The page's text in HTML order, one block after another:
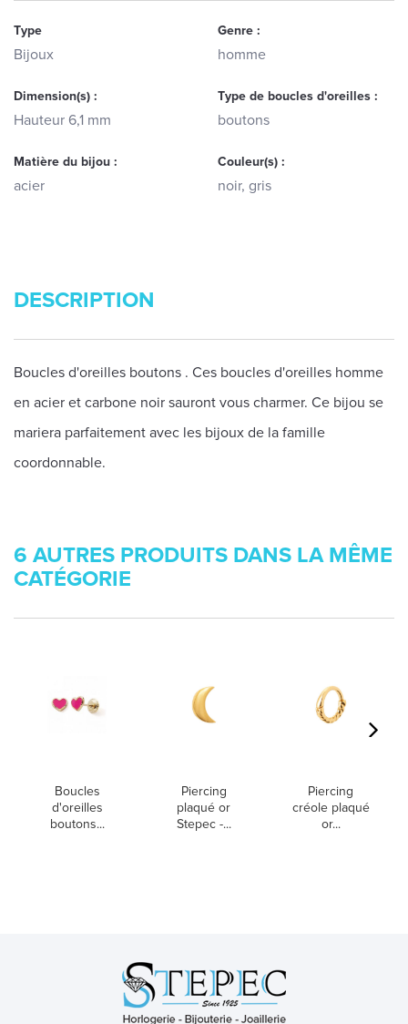
Type
Bijoux
Genre :
homme
Dimension(s) :
Hauteur 6,1 mm
Type de boucles d'oreilles :
boutons
Matière du bijou :
acier
Couleur(s) :
noir, gris
DESCRIPTION
Boucles d'oreilles boutons . Ces boucles d'oreilles homme
en acier et carbone noir sauront vous charmer. Ce bijou se
mariera parfaitement avec les bijoux de la famille
coordonnable.
6 AUTRES PRODUITS DANS LA MÊME
CATÉGORIE
Boucles
d'oreilles
boutons...
Piercing
plaqué or
Stepec -...
Piercing
créole plaqué
or...